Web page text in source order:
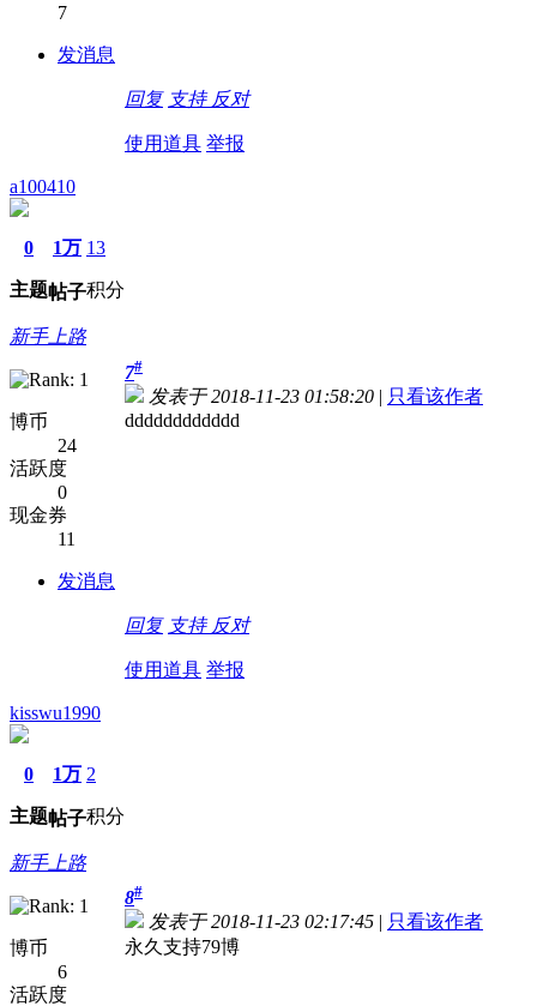
7
发消息
回复 支持 反对
使用道具 举报
a100410
0
主题
1万
帖子
13
积分
新手上路
博币
24
活跃度
0
现金券
11
发消息
7#
发表于 2018-11-23 01:58:20 | 只看该作者
dddddddddddd
回复 支持 反对
使用道具 举报
kisswu1990
0
主题
1万
帖子
2
积分
新手上路
博币
6
活跃度
8#
发表于 2018-11-23 02:17:45 | 只看该作者
永久支持79博